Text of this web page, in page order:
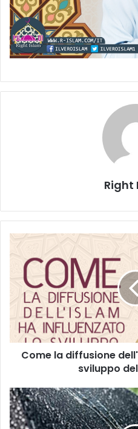
Right
Come la diffusione
sviluppo